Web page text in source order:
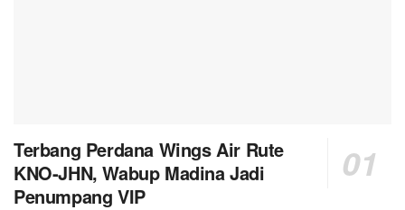
Terbang Perdana Wings Air Rute
KNO-JHN, Wabup Madina Jadi
Penumpang VIP